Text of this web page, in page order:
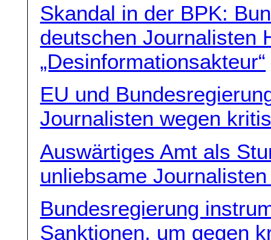
Skandal in der BPK:
deutschen Journalisten
„Desinformationsakteur“
EU und
Journalisten wegen
Auswärtiges Amt als
unliebsame
Bundesregierung
Sanktionen, um gegen